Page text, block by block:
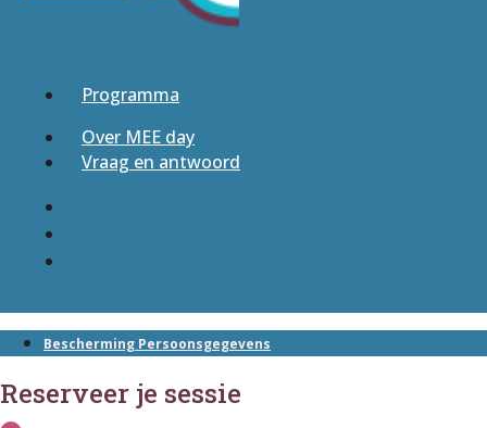
Programma
Over MEE day
Vraag en antwoord
Bescherming Persoonsgegevens
Reserveer je sessie